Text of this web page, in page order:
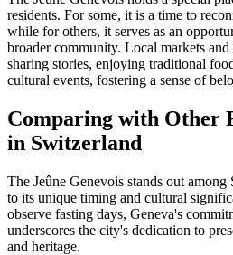
residents. For some, it is a time to
while for others, it serves as an
broader community. Local markets
sharing stories, enjoying traditional
cultural events, fostering a sense of
Comparing with Other
in Switzerland
The Jeûne Genevois stands out
to its unique timing and cultural
observe fasting days, Geneva's
underscores the city's dedication to
and heritage.